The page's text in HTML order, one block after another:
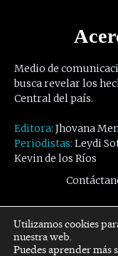
Medio de
busca revelar los
Central del país.
Editora: Jhovana
Periodistas: Leydi
Kevin de los Ríos
Facebook
Utilizamos cookies
nuestra web.
Puedes aprender más